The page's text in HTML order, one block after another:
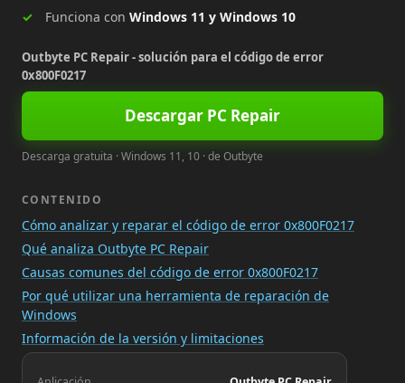
Funciona con Windows 11 y Windows 10
Outbyte PC Repair - solución para el código de error
0x800F0217
Descargar PC Repair
Descarga gratuita · Windows 11, 10 · de Outbyte
CONTENIDO
Cómo analizar y reparar el código de error 0x800F0217
Qué analiza Outbyte PC Repair
Causas comunes del código de error 0x800F0217
Por qué utilizar una herramienta de reparación de
Windows
Información de la versión y limitaciones